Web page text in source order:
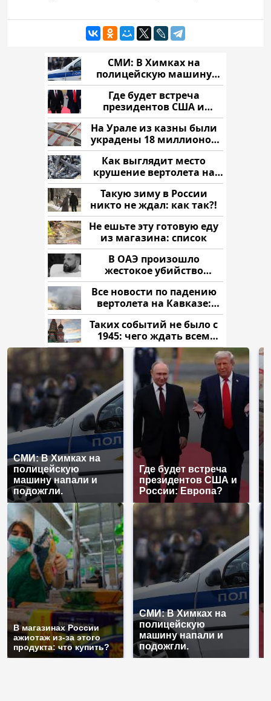
СМИ: В Химках на
полицейскую машину
напали и подожгли.
Где будет встреча
президентов США и
России: Европа?
На Урале из казны были
украдены 18 миллионов
рублей
Как выглядит место
крушение вертолета на
Кавказе: смотреть
Такую зиму в России
никто не ждал: как так?!
Не ешьте эту готовую еду
из магазина: список
В ОАЭ произошло
жестокое убийство
криптомиллионера
Все новости по падению
вертолета на Кавказе:
читать здесь
Таких событий не было с
1945: чего ждать всем
нам?
СМИ: В Химках на
полицейскую
машину напали и
подожгли.
Где будет встреча
президентов США и
России: Европа?
В магазинах России
ажиотаж из-за этого
продукта: что купить?
СМИ: В Химках на
полицейскую
машину напали и
подожгли.